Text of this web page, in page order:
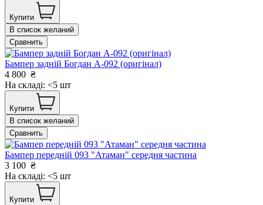
Купити
В список желаний
Сравнить
Бампер задній Богдан А-092 (оригінал)
4 800 ₴
На складі: <5 шт
Купити
В список желаний
Сравнить
Бампер передній 093 "Атаман" середня частина
3 100 ₴
На складі: <5 шт
Купити